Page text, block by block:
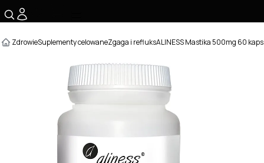
ZdrowieSuplementy celowaneZgaga i refluksALINESS Mastika 500mg 60